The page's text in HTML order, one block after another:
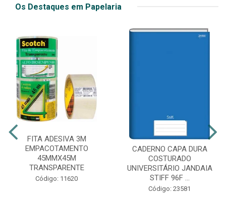
Os Destaques em Papelaria
FITA ADESIVA 3M
EMPACOTAMENTO
45MMX45M
TRANSPARENTE
Código: 11620
CADERNO CAPA DURA
COSTURADO
UNIVERSITÁRIO JANDAIA
STIFF 96F ...
Código: 23581